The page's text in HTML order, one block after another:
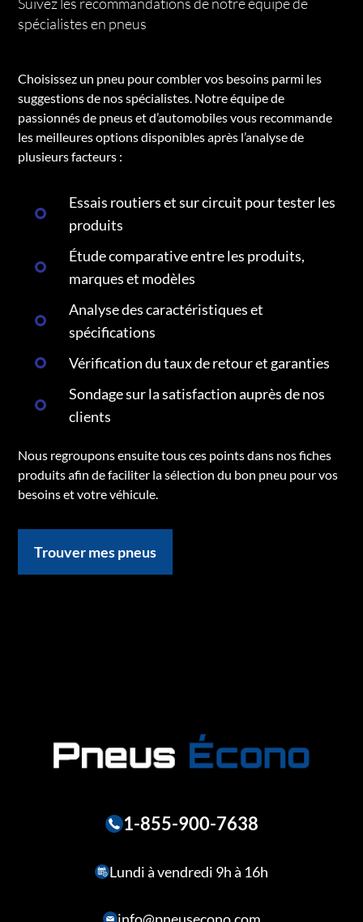
Suivez les recommandations de notre équipe de
spécialistes en pneus
Choisissez un pneu pour combler vos besoins parmi les
suggestions de nos spécialistes. Notre équipe de
passionnés de pneus et d’automobiles vous recommande
les meilleures options disponibles après l’analyse de
plusieurs facteurs :
Essais routiers et sur circuit pour tester les
produits
Étude comparative entre les produits,
marques et modèles
Analyse des caractéristiques et
spécifications
Vérification du taux de retour et garanties
Sondage sur la satisfaction auprès de nos
clients
Nous regroupons ensuite tous ces points dans nos fiches
produits afin de faciliter la sélection du bon pneu pour vos
besoins et votre véhicule.
Trouver mes pneus
1-855-900-7638
Lundi à vendredi 9h à 16h